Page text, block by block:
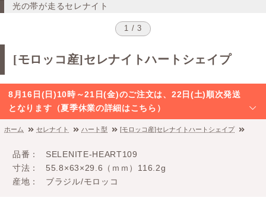
光の帯が走るセレナイト
1 / 3
[モロッコ産]セレナイトハートシェイプ
8月16日(日)10時～21日(金)のご注文は、22日(土)順次発送
となります（夏季休業の詳細はこちら）
ホーム セレナイト ハート型 [モロッコ産]セレナイトハートシェイプ
品番
SELENITE-HEART109
寸法
55.8×63×29.6（ｍｍ）116.2g
産地
ブラジル/モロッコ